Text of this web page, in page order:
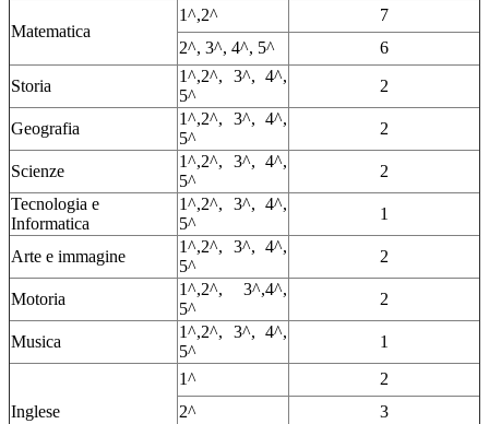
Matematica
1^,2^
7
2^, 3^, 4^, 5^
6
Storia
1^,2^, 3^, 4^,
5^
2
Geografia
1^,2^, 3^, 4^,
5^
2
Scienze
1^,2^, 3^, 4^,
5^
2
Tecnologia e
Informatica
1^,2^, 3^, 4^,
5^
1
Arte e immagine
1^,2^, 3^, 4^,
5^
2
Motoria
1^,2^, 3^,4^,
5^
2
Musica
1^,2^, 3^, 4^,
5^
1
Inglese
1^
2
2^
3